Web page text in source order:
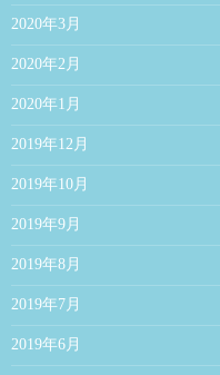
2020年3月
2020年2月
2020年1月
2019年12月
2019年10月
2019年9月
2019年8月
2019年7月
2019年6月